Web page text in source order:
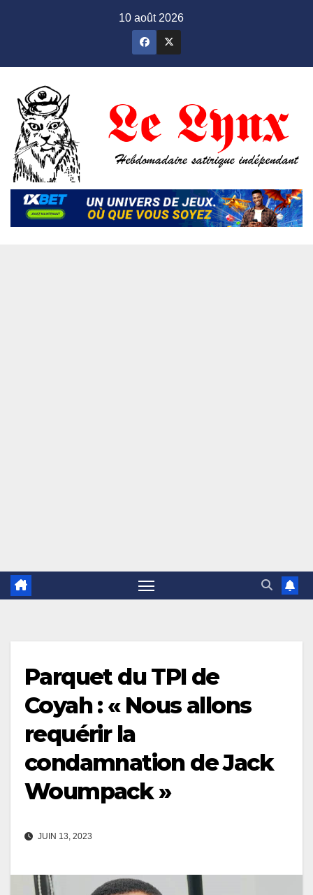
10 août 2026
Parquet du TPI de
Coyah : « Nous allons
requérir la
condamnation de Jack
Woumpack »
JUIN 13, 2023